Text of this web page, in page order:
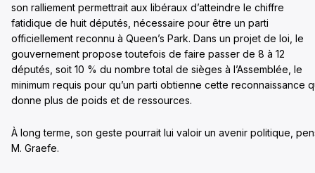
son ralliement permettrait aux libéraux d’atteindre le chiffre
fatidique de huit députés, nécessaire pour être un parti
officiellement reconnu à Queen’s Park. Dans un projet de loi, le
gouvernement propose toutefois de faire passer de 8 à 12
députés, soit 10 % du nombre total de sièges à l’Assemblée, le
minimum requis pour qu’un parti obtienne cette reconnaissance
donne plus de poids et de ressources.
À long terme, son geste pourrait lui valoir un avenir politique,
M. Graefe.